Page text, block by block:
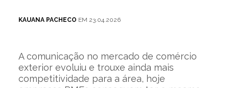
KAUANA PACHECO EM 23.04.2026
A comunicação no mercado de comércio
exterior evoluiu e trouxe ainda mais
competitividade para a área, hoje